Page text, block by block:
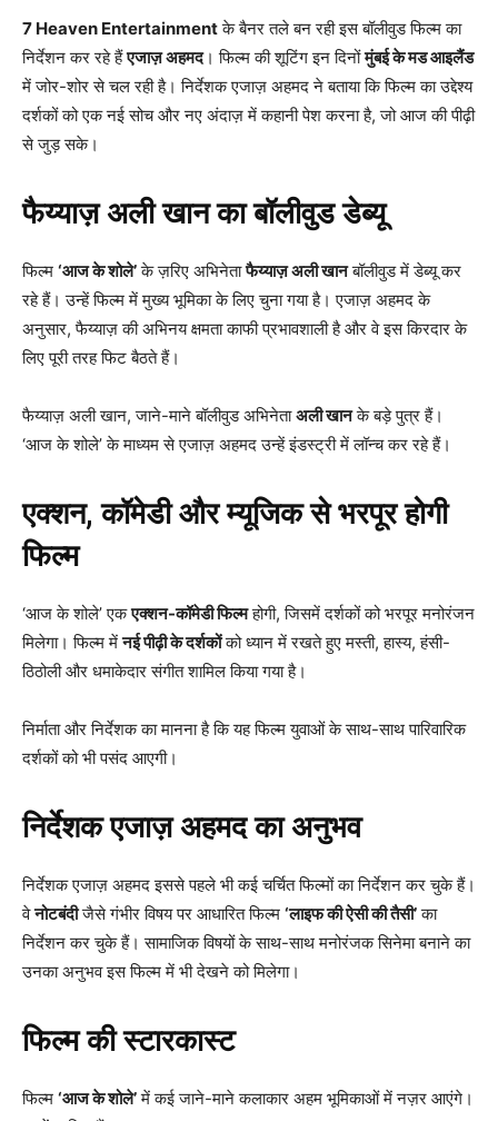
7 Heaven Entertainmentके बैनर तले बन रही इस बॉलीवुड फिल्म का
निर्देशन कर रहे हैंएजाज़ अहमद। फिल्म की शूटिंग इन दिनोंमुंबई के मड आइलैंड
में जोर-शोर से चल रही है। निर्देशक एजाज़ अहमद ने बताया कि फिल्म का उद्देश्य
दर्शकों को एक नई सोच और नए अंदाज़ में कहानी पेश करना है, जो आज की पीढ़ी
से जुड़ सके।
फैय्याज़ अली खान का बॉलीवुड डेब्यू
फिल्म ‘आज के शोले’के ज़रिए अभिनेताफैय्याज़ अली खानबॉलीवुड में डेब्यू कर
रहे हैं। उन्हें फिल्म में मुख्य भूमिका के लिए चुना गया है। एजाज़ अहमद के
अनुसार, फैय्याज़ की अभिनय क्षमता काफी प्रभावशाली है और वे इस किरदार के
लिए पूरी तरह फिट बैठते हैं।
फैय्याज़ अली खान, जाने-माने बॉलीवुड अभिनेताअली खानके बड़े पुत्र हैं।
‘आज के शोले’ के माध्यम से एजाज़ अहमद उन्हें इंडस्ट्री में लॉन्च कर रहे हैं।
एक्शन, कॉमेडी और म्यूजिक से भरपूर होगी
फिल्म
‘आज के शोले’ एकएक्शन-कॉमेडी फिल्महोगी, जिसमें दर्शकों को भरपूर मनोरंजन
मिलेगा। फिल्म मेंनई पीढ़ी के दर्शकोंको ध्यान में रखते हुए मस्ती, हास्य, हंसी-
ठिठोली और धमाकेदार संगीत शामिल किया गया है।
निर्माता और निर्देशक का मानना है कि यह फिल्म युवाओं के साथ-साथ पारिवारिक
दर्शकों को भी पसंद आएगी।
निर्देशक एजाज़ अहमद का अनुभव
निर्देशक एजाज़ अहमद इससे पहले भी कई चर्चित फिल्मों का निर्देशन कर चुके हैं।
वेनोटबंदीजैसे गंभीर विषय पर आधारित फिल्म ‘लाइफ की ऐसी की तैसी’का
निर्देशन कर चुके हैं। सामाजिक विषयों के साथ-साथ मनोरंजक सिनेमा बनाने का
उनका अनुभव इस फिल्म में भी देखने को मिलेगा।
फिल्म की स्टारकास्ट
फिल्म ‘आज के शोले’में कई जाने-माने कलाकार अहम भूमिकाओं में नज़र आएंगे।